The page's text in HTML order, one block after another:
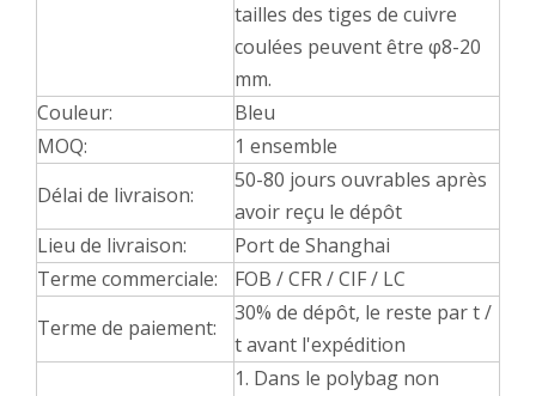
tailles des tiges de cuivre
coulées peuvent être φ8-20
mm.
Couleur:
Bleu
MOQ:
1 ensemble
Délai de livraison:
50-80 jours ouvrables après
avoir reçu le dépôt
Lieu de livraison:
Port de Shanghai
Terme commerciale:
FOB / CFR / CIF / LC
Terme de paiement:
30% de dépôt, le reste par t /
t avant l'expédition
1. Dans le polybag non